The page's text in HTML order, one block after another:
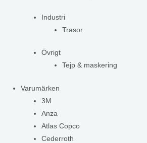
Industri
Trasor
Övrigt
Tejp & maskering
Varumärken
3M
Anza
Atlas Copco
Cederroth